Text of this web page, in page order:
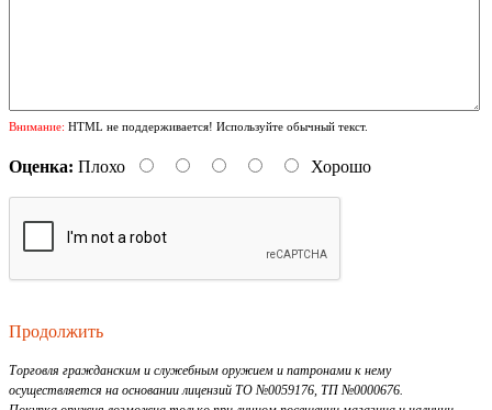
Внимание: HTML не поддерживается! Используйте обычный текст.
Оценка: Плохо Хорошо
Продолжить
Торговля гражданским и служебным оружием и патронами к нему
осуществляется на основании лицензий ТО №0059176, ТП №0000676.